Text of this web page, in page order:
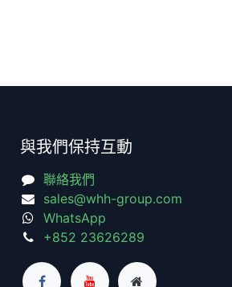
與我們保持互動
聯絡我們
sales@whh-group.com
WhatsApp
+852 23626289